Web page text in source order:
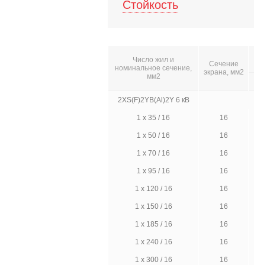
Стойкость
Число жил и
номинальное сечение,
мм2
Сечение
экрана, мм2
2XS(F)2YB(Al)2Y 6 кВ
1 х 35 / 16 16
1 х 50 / 16 16
1 х 70 / 16 16
1 х 95 / 16 16
1 х 120 / 16 16
1 х 150 / 16 16
1 х 185 / 16 16
1 х 240 / 16 16
1 х 300 / 16 16